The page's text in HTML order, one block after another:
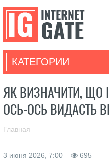
КАТЕГОРИИ
ЯК ВИЗНАЧИТИ, ЩО
ОСЬ-ОСЬ ВИДАСТЬ
Главная
3 июня 2026, 7:00 695